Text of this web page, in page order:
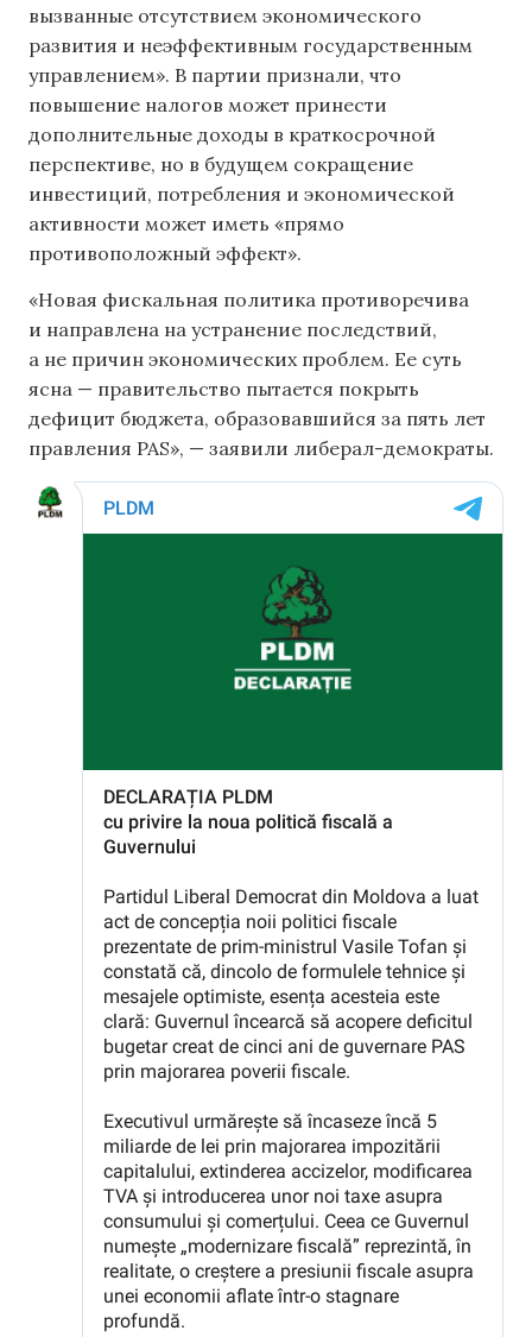
вызванные отсутствием экономического
развития и неэффективным государственным
управлением». В партии признали, что
повышение налогов может принести
дополнительные доходы в краткосрочной
перспективе, но в будущем сокращение
инвестиций, потребления и экономической
активности может иметь «прямо
противоположный эффект».
«Новая фискальная политика противоречива
и направлена ​​на устранение последствий,
а не причин экономических проблем. Ее суть
ясна — правительство пытается покрыть
дефицит бюджета, образовавшийся за пять лет
правления PAS», — заявили либерал-демократы.